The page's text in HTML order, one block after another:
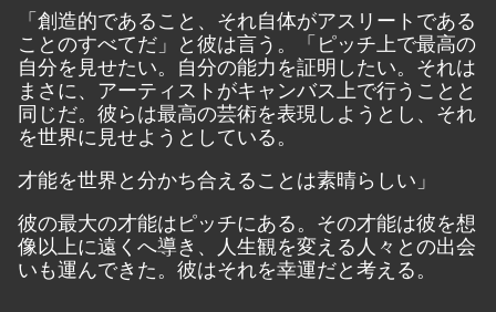
「創造的であること、それ自体がアスリートである
ことのすべてだ」と彼は言う。「ピッチ上で最高の
自分を見せたい。自分の能力を証明したい。それは
まさに、アーティストがキャンバス上で行うことと
同じだ。彼らは最高の芸術を表現しようとし、それ
を世界に見せようとしている。
才能を世界と分かち合えることは素晴らしい」
彼の最大の才能はピッチにある。その才能は彼を想
像以上に遠くへ導き、人生観を変える人々との出会
いも運んできた。彼はそれを幸運だと考える。